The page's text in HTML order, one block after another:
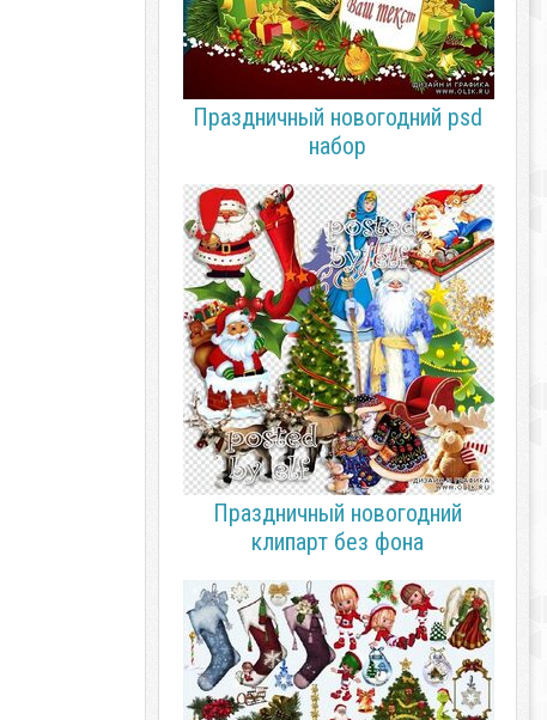
Праздничный новогодний psd
набор
Праздничный новогодний
клипарт без фона